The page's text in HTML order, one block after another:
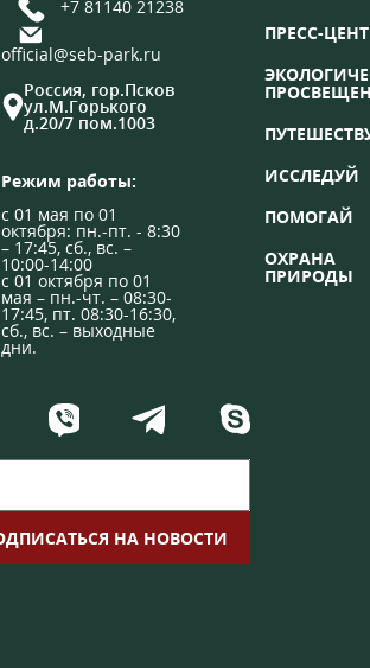
+7 81140 21238
official@seb-park.ru
Россия, гор.Псков
ул.М.Горького
д.20/7 пом.1003
Режим работы:
с 01 мая по 01
октября: пн.-пт. - 8:30
– 17:45, сб., вс. –
10:00-14:00
с 01 октября по 01
мая – пн.-чт. – 08:30-
17:45, пт. 08:30-16:30,
сб., вс. – выходные
дни.
ПРЕСС-
ИССЛЕДУЙ
ПОМОГАЙ
ОХРАНА
ПРИРОДЫ